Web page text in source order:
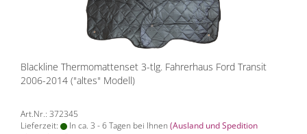
Blackline Thermomattenset 3-tlg. Fahrerhaus Ford Transit
2006-2014 ("altes" Modell)
Art.Nr.: 372345
Lieferzeit:
In ca. 3 - 6 Tagen bei Ihnen (Ausland und Spedition